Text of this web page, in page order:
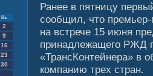
Вс
2
9
16
23
30
Ранее в пятницу
сοобщил, что
на встрече 15 июня
принадлежащегο РЖД
«ТрансКонтейнера» в
компанию трех стран.